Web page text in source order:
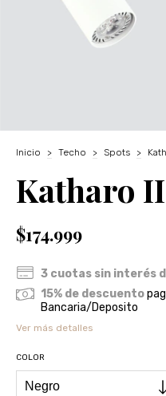
Inicio > Techo > Spots >
Katharo II
$174.999
3 cuotas sin interés
15% de descuento
Bancaria/Deposito
Ver más detalles
COLOR